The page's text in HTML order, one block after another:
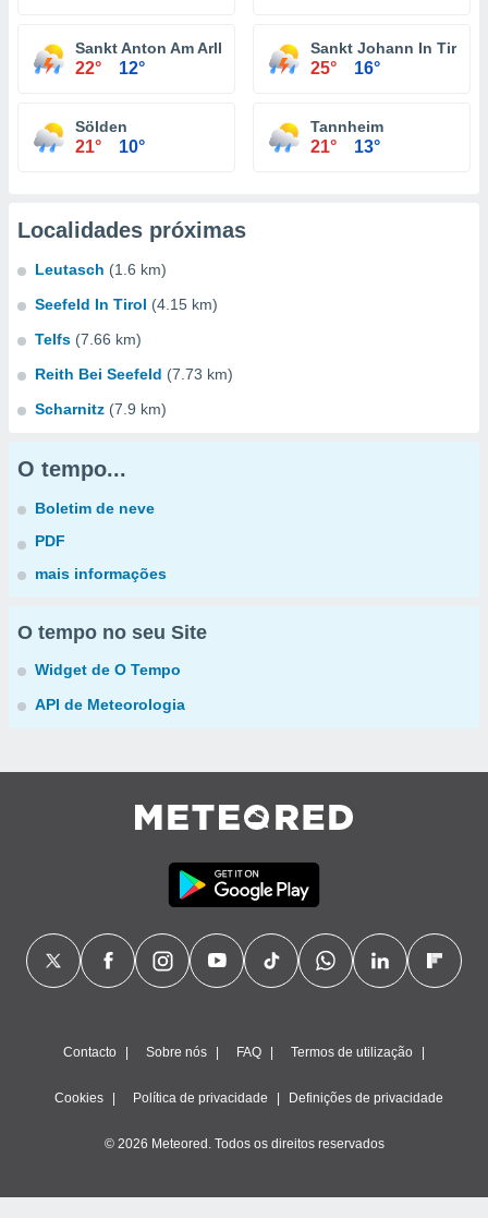
Sankt Anton Am Arlberg
22° 12°
Sankt Johann In Tirol
25° 16°
Sölden
21° 10°
Tannheim
21° 13°
Localidades próximas
Leutasch (1.6 km)
Seefeld In Tirol (4.15 km)
Telfs (7.66 km)
Reith Bei Seefeld (7.73 km)
Scharnitz (7.9 km)
O tempo...
Boletim de neve
PDF
mais informações
O tempo no seu Site
Widget de O Tempo
API de Meteorologia
Contacto Sobre nós FAQ Termos de utilização
Cookies Política de privacidade Definições de privacidade
© 2026 Meteored. Todos os direitos reservados